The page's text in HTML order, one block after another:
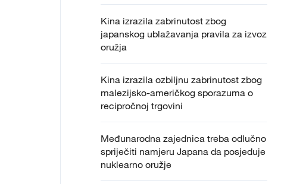
Kina izrazila zabrinutost zbog
japanskog ublažavanja pravila za izvoz
oružja
Kina izrazila ozbiljnu zabrinutost zbog
malezijsko-američkog sporazuma o
recipročnoj trgovini
Međunarodna zajednica treba odlučno
spriječiti namjeru Japana da posjeduje
nuklearno oružje